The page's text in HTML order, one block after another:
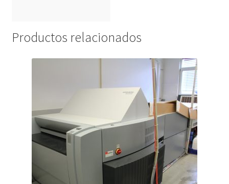
Productos relacionados